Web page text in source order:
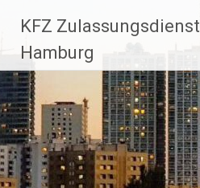
Inhalt
springen
KFZ Zulassungsdienst
Hamburg